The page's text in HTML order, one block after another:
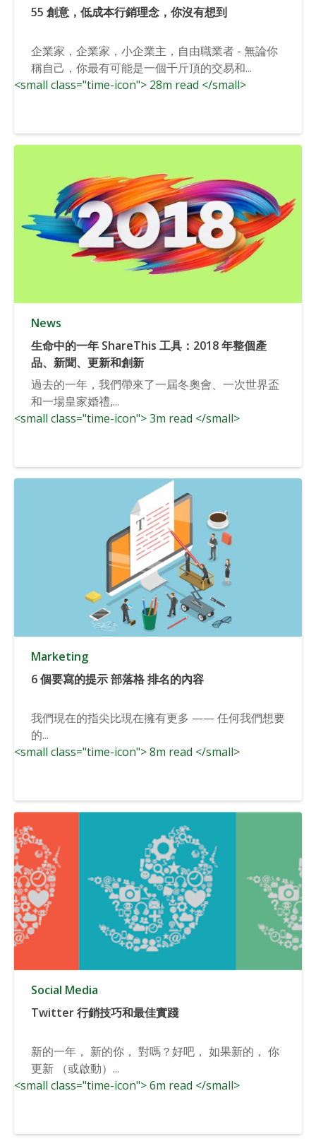
55 創意，低成本行銷理念，你沒有想到
企業家，企業家，小企業主，自由職業者 - 無論你
稱自己，你最有可能是一個千斤頂的交易和...
<small class="time-icon"> 28m read </small>
News
生命中的一年 ShareThis 工具：2018 年整個產
品、新聞、更新和創新
過去的一年，我們帶來了一屆冬奧會、一次世界盃
和一場皇家婚禮,...
<small class="time-icon"> 3m read </small>
Marketing
6 個要寫的提示 部落格 排名的內容
我們現在的指尖比現在擁有更多 —— 任何我們想要
的...
<small class="time-icon"> 8m read </small>
Social Media
Twitter 行銷技巧和最佳實踐
新的一年， 新的你， 對嗎？好吧， 如果新的， 你
更新 （或啟動）...
<small class="time-icon"> 6m read </small>